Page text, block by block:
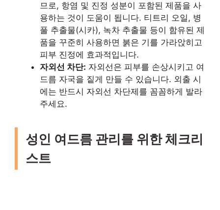
므로, 항염 및 진정 성분이 포함된 제품을 사
용하는 것이 도움이 됩니다. 티트리 오일, 병
풀 추출물(시카), 녹차 추출물 등이 함유된 제
품을 꾸준히 사용하면 붉은 기를 가라앉히고
피부 진정에 효과적입니다.
자외선 차단: 자외선은 피부를 손상시키고 여
드름 자국을 짙게 만들 수 있습니다. 외출 시
에는 반드시 자외선 차단제를 꼼꼼하게 발라
주세요.
성인 여드름 관리를 위한 체크리
스트